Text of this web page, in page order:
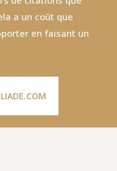
a un coût que
en faisant un